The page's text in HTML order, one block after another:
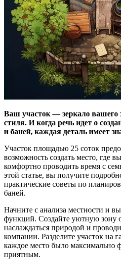
Ваш участок — зеркало вашего
стиля. И когда речь идет о
и баней, каждая деталь имеет
Участок площадью 25 соток
возможность создать место, где
комфортно проводить время с
этой статье, вы получите
практические советы по
баней.
Начните с анализа местности и
функций. Создайте уютную зону
наслаждаться природой и
компании. Разделите участок на
каждое место было максимально
приятным.